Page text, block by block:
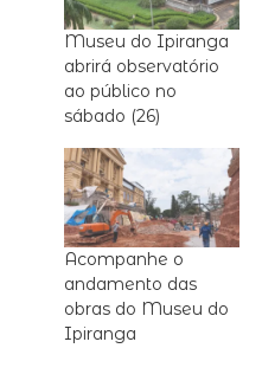
Museu do Ipiranga
abrirá observatório
ao público no
sábado (26)
Acompanhe o
andamento das
obras do Museu do
Ipiranga